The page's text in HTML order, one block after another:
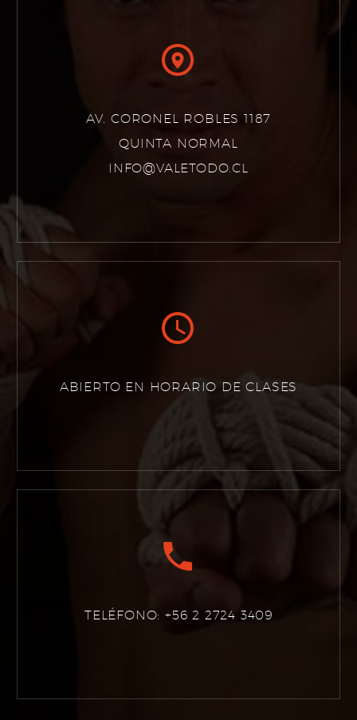


AV. CORONEL ROBLES 1187
QUINTA NORMAL
INFO@VALETODO.CL


ABIERTO EN HORARIO DE CLASES


TELÉFONO: +56 2 2724 3409